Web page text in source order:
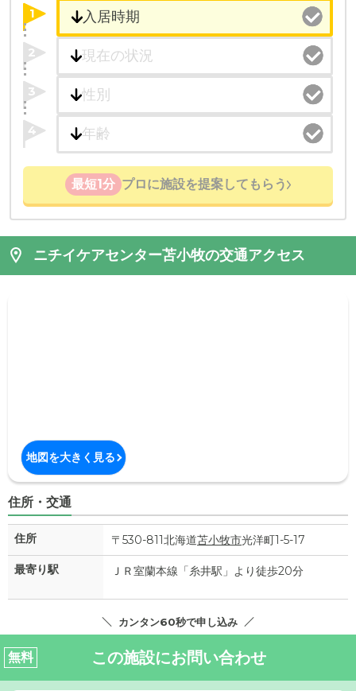
1
2
3
4
最短1分 プロに施設を提案してもらう
ニチイケアセンター苫小牧の交通アクセス
地図を大きく見る
住所・交通
住所 〒530-811北海道苫小牧市光洋町1-5-17
最寄り駅 ＪＲ室蘭本線「糸井駅」より徒歩20分
カンタン60秒で申し込み
無料 この施設にお問い合わせ